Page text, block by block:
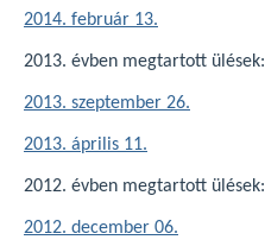
2014. február 13.
2013. évben megtartott ülések:
2013. szeptember 26.
2013. április 11.
2012. évben megtartott ülések:
2012. december 06.